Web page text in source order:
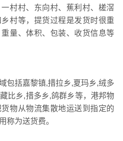
村村、东向村、蕉利村、槎滘
村等，提货过程是发货时很重
量、体积、包装、收货信息等
包括嘉黎镇,措拉乡,夏玛乡,绒多
比乡,措多乡,鸽群乡等，港邦物
物从物流集散地运送到指定的
称为送货费。